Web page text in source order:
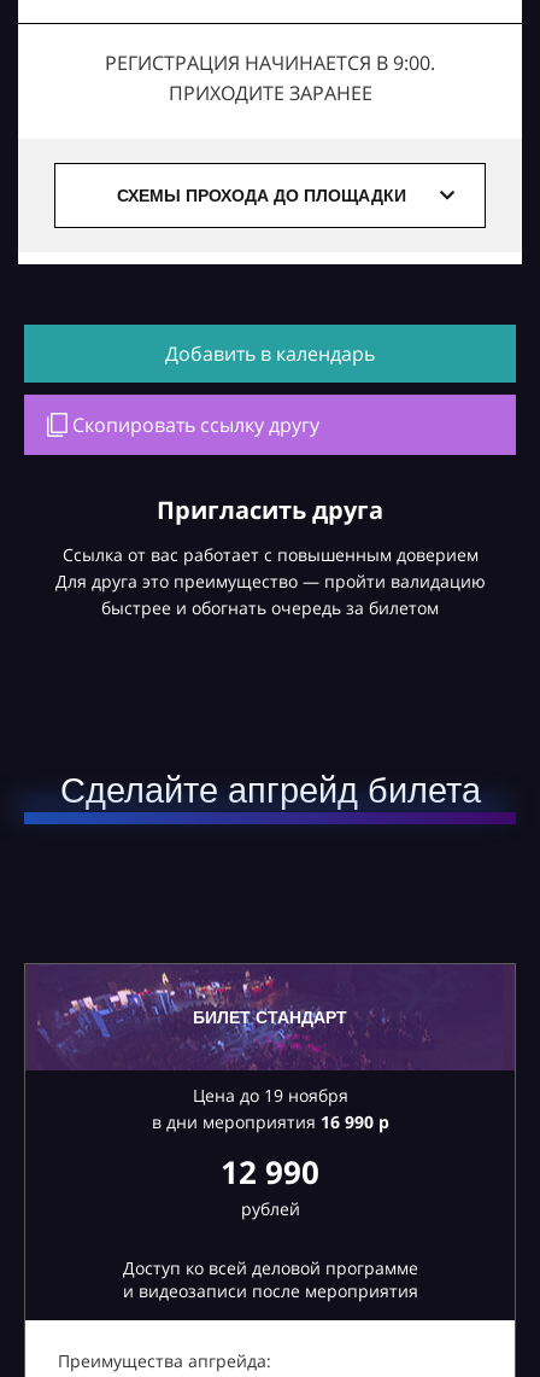
РЕГИСТРАЦИЯ НАЧИНАЕТСЯ В 9:00.
ПРИХОДИТЕ ЗАРАНЕЕ
СХЕМЫ ПРОХОДА ДО ПЛОЩАДКИ
Добавить в календарь
Скопировать ссылку другу
Пригласить друга
Ссылка от вас работает с повышенным доверием
Для друга это преимущество — пройти валидацию
быстрее и обогнать очередь за билетом
Сделайте апгрейд билета
БИЛЕТ СТАНДАРТ
Цена до 19 ноября
в дни мероприятия 16990 р
12 990
рублей
Доступ ко всей деловой программе
и видеозаписи после мероприятия
Преимущества апгрейда: